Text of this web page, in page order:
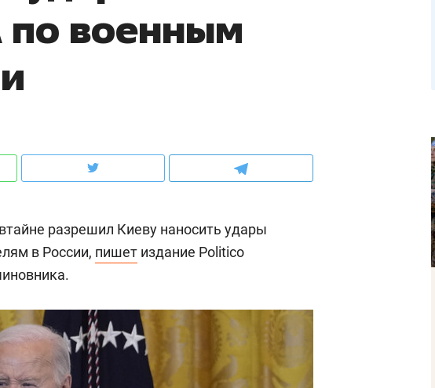
военным
втайне разрешил Киеву наносить удары
в России, пишет издание Politico
и
клиентах и чудных запросах мастеров
камер до квартиры и Face
ключа: какой будет
в ЖК «Нова»
Опыт выживания в дикой
природе, работа
с ментальным и физическим
состоянием как основа
антихрупких команд